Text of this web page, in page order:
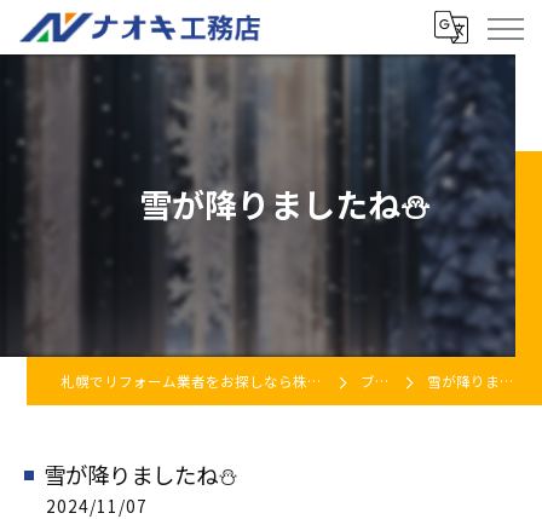
雪が降りましたね⛄
札幌でリフォーム業者をお探しなら株式会社ナオキ工務店 ブログ 雪が降りましたね⛄
雪が降りましたね⛄
2024/11/07